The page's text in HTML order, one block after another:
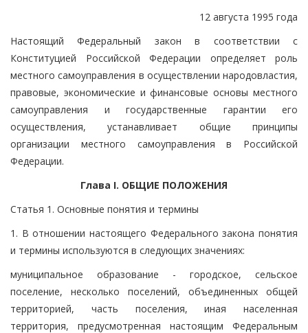
12 августа 1995 года
Настоящий Федеральный закон в соответствии с
Конституцией Российской Федерации определяет роль
местного самоуправления в осуществлении народовластия,
правовые, экономические и финансовые основы местного
самоуправления и государственные гарантии его
осуществления, устанавливает общие принципы
организации местного самоуправления в Российской
Федерации.
Глава I. ОБЩИЕ ПОЛОЖЕНИЯ
Статья 1. Основные понятия и термины
1. В отношении настоящего Федерального закона понятия
и термины используются в следующих значениях:
муниципальное образование - городское, сельское
поселение, несколько поселений, объединенных общей
территорией, часть поселения, иная населенная
территория, предусмотренная настоящим Федеральным